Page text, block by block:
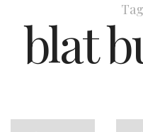
blat